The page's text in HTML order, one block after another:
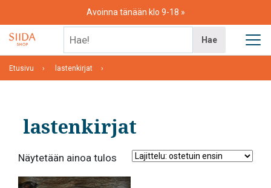
content
Avoinna tänään klo 9-18
Hae
Etusivu lastenkirjat
lastenkirjat
Näytetään ainoa tulos